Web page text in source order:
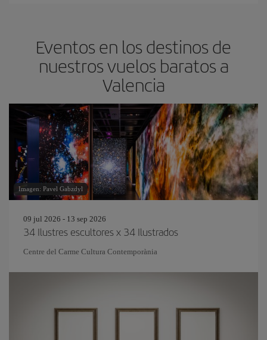
Eventos en los destinos de
nuestros vuelos baratos a
Valencia
Imagen: Pavel Gabzdyl
09 jul 2026 - 13 sep 2026
34 Ilustres escultores x 34 Ilustrados
Centre del Carme Cultura Contemporània